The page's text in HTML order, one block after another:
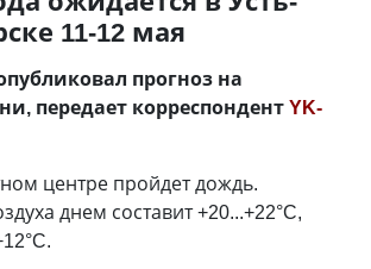
11-12 мая
прогноз на
передает корреспондентYK-
центре пройдет дождь.
днем составит +20...+22°C,